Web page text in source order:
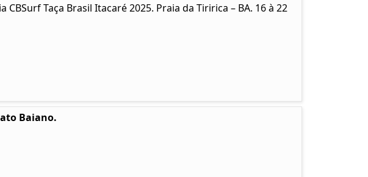
Taça Brasil Itacaré 2025. Praia da Tiririca – BA. 16 à 22
Baiano.